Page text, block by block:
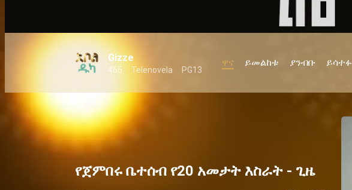
Gizze
465 Telenovela PG13
ዋና ይመልከቱ ያንብቡ ይሳተፉ
የጀምበሩ ቤተሰብ የ20 አመታት እስራት - ጊዜ